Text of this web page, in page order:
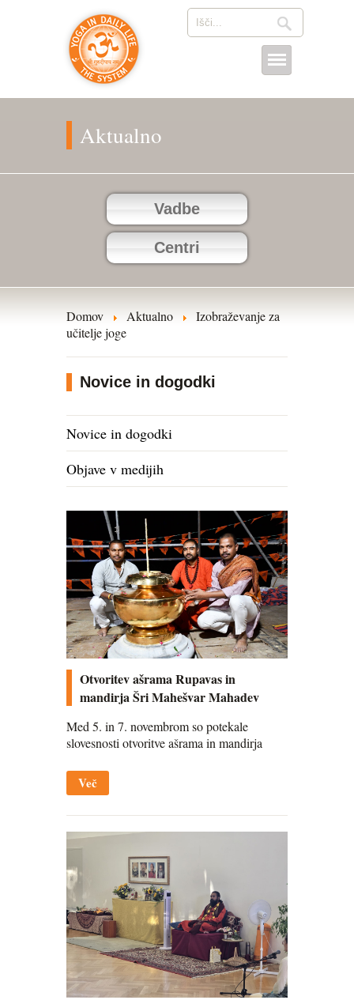
Aktualno
Vadbe
Centri
Domov Aktualno
Izobraževanje za
učitelje joge
Novice in dogodki
Novice in dogodki
Objave v medijih
Otvoritev ašrama Rupavas in
mandirja Šri Mahešvar Mahadev
Med 5. in 7. novembrom so potekale
slovesnosti otvoritve ašrama in mandirja
Več